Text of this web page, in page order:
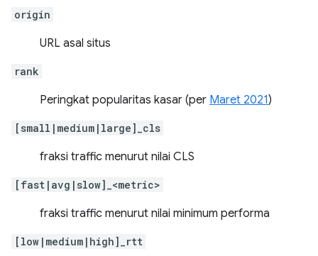
origin
URL asal situs
rank
Peringkat popularitas kasar (per Maret 2021)
[small|medium|large]_cls
fraksi traffic menurut nilai CLS
[fast|avg|slow]_<metric>
fraksi traffic menurut nilai minimum performa
[low|medium|high]_rtt